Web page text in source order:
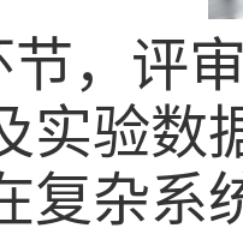
节，评
实验数
复杂系